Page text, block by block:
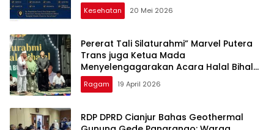
Kesehatan 20 Mei 2026
Pererat Tali Silaturahmi” Marvel Putera
Trans juga Ketua Mada
Menyelengagarakan Acara Halal Bihalal
Bersama Warga Burangkeng Dan tokoh
Ragam 19 April 2026
RDP DPRD Cianjur Bahas Geothermal